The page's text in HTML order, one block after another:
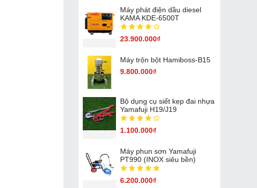
Máy phát điện dầu diesel
KAMA KDE-6500T
23.900.000₫
Máy trộn bột Hamiboss-B15
9.800.000₫
Bộ dụng cụ siết kẹp đai nhựa
Yamafuji H19/J19
1.100.000₫
Máy phun sơn Yamafuji
PT990 (INOX siêu bền)
6.200.000₫